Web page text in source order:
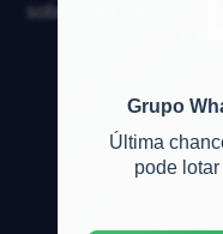
Grupo
Última
pode
sobre mercado
e